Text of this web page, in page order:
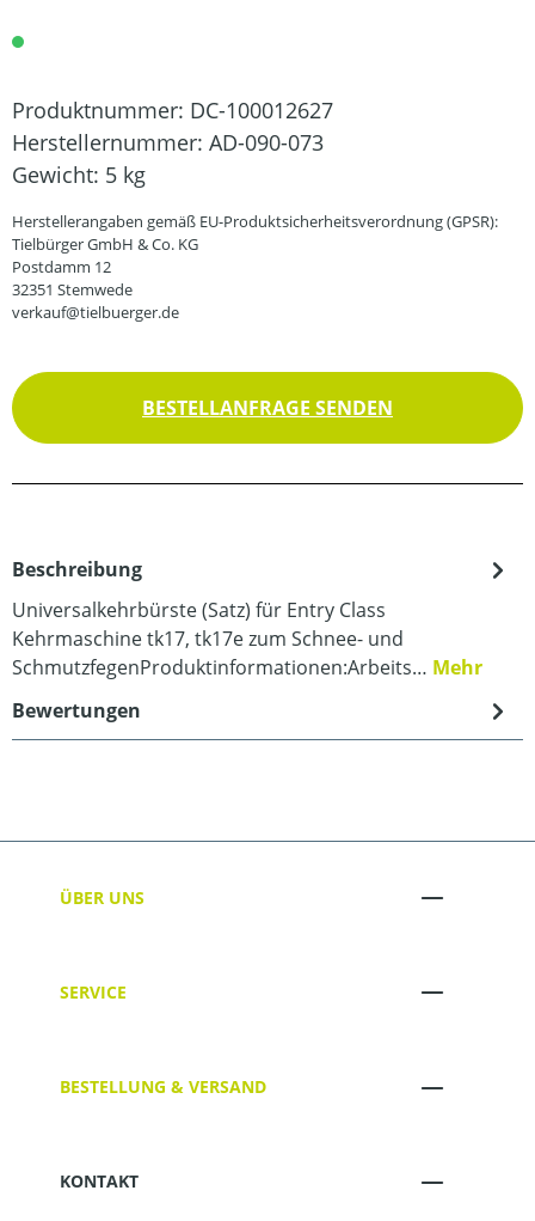
Produktnummer: DC-100012627
Herstellernummer: AD-090-073
Gewicht: 5 kg
Herstellerangaben gemäß EU-Produktsicherheitsverordnung (GPSR):
Tielbürger GmbH & Co. KG
Postdamm 12
32351 Stemwede
verkauf@tielbuerger.de
BESTELLANFRAGE SENDEN
Beschreibung
Universalkehrbürste (Satz) für Entry Class
Kehrmaschine tk17, tk17e zum Schnee- und
SchmutzfegenProduktinformationen:Arbeits… Mehr
Bewertungen
ÜBER UNS
SERVICE
BESTELLUNG & VERSAND
KONTAKT